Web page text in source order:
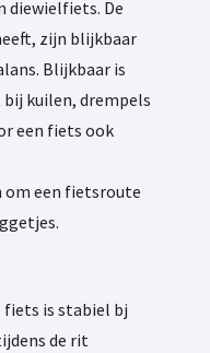
diewielfiets. De
zijn blijkbaar
Blijkbaar is
kuilen, drempels
een fiets ook
om een fietsroute
fiets is stabiel bj
de rit